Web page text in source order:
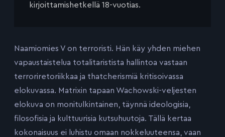
kirjoittamishetkellä 18-vuotias.
Naamiomies V on terroristi. Hän käy yhden miehen
vapaustaistelua totalitaristista hallintoa vastaan
terroriretoriikkaa ja thatcherismiä kritisoivassa
elokuvassa. Matrixin tapaan Wachowski-veljesten
elokuva on monitulkintainen, täynnä ideologisia,
filosofisia ja kulttuurisia kutsuhuutoja. Tällä kertaa
kokonaisuus ei luhistu omaan nokkeluuteensa, vaan